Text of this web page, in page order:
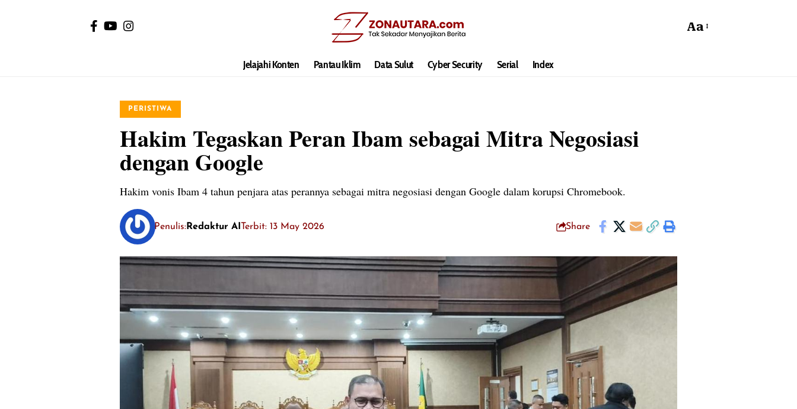
Aa
Jelajahi Konten Pantau Iklim Data Sulut Cyber Security Serial Index
PERISTIWA
Hakim Tegaskan Peran Ibam sebagai Mitra Negosiasi
dengan Google
Hakim vonis Ibam 4 tahun penjara atas perannya sebagai mitra negosiasi dengan Google dalam korupsi Chromebook.
Penulis:Redaktur AI Terbit: 13 May 2026 Share